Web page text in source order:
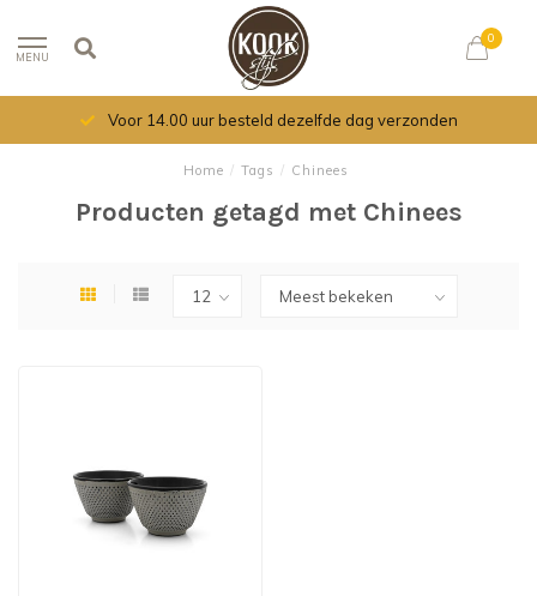
MENU
0
Voor 14.00 uur besteld dezelfde dag verzonden
Home / Tags / Chinees
Producten getagd met Chinees